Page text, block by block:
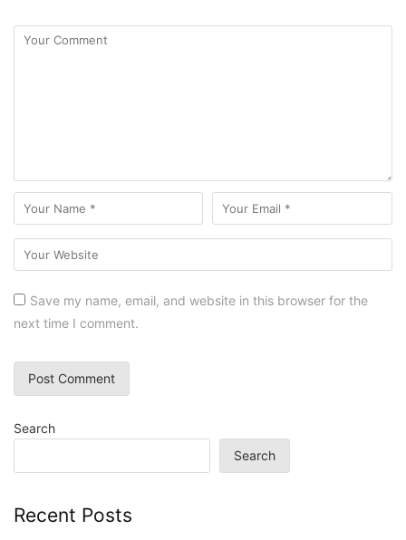
Save my name, email, and website in this browser for the
next time I comment.
Search
Search
Recent Posts